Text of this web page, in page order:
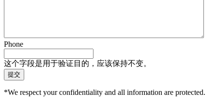
Phone
这个字段是用于验证目的，应该保持不变。
*We respect your confidentiality and all information are protected.